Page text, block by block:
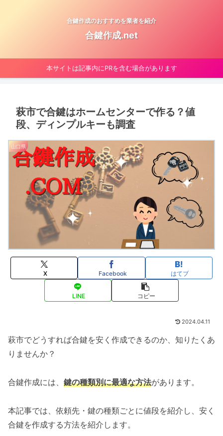
合鍵作成のおすすめを業者を紹介
合鍵作成.net
本サイトは記事内にPRを含む場合があります
萩市で合鍵はホームセンターで作る？値
段、ディンプルキーも調査
山口県
X Facebook はてブ
LINE コピー
2024.04.11
萩市でどうすれば合鍵を安く作成できるのか、知りたくあ
りませんか？
合鍵作成には、 鍵の種類別に最適な方法があります。
本記事では、依頼先・鍵の種類ごとに値段を紹介し、安く
合鍵を作成する方法を紹介します。